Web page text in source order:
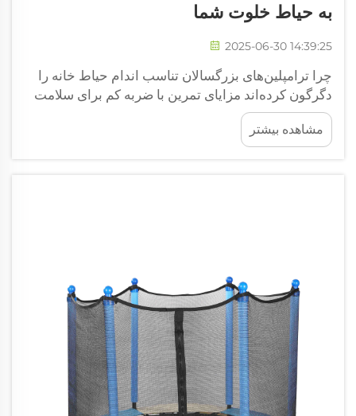
به حیاط خلوت شما
2025-06-30 14:39:25
چرا ترامپلین‌های بزرگسالان تناسب اندام حیاط خانه را
دگرگون کرده‌اند مزایای تمرین با ضربه کم برای سلامت
مفاصل پرش روی ترامپلین مزایای واقعی برای کسانی که
به دنبال تمریناتی با ضربه کم و دوستدار مفاصل هستند،
فراهم می‌کند. سطح فنری ترامپلین...
مشاهده بیشتر